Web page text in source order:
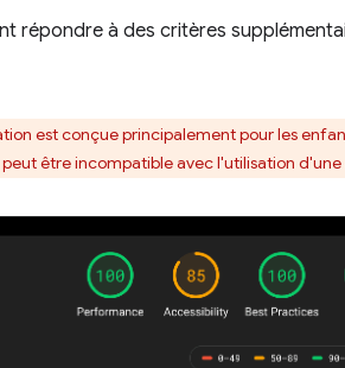
répondre à des critères
est conçue principalement pour les
être incompatible avec l'utilisation